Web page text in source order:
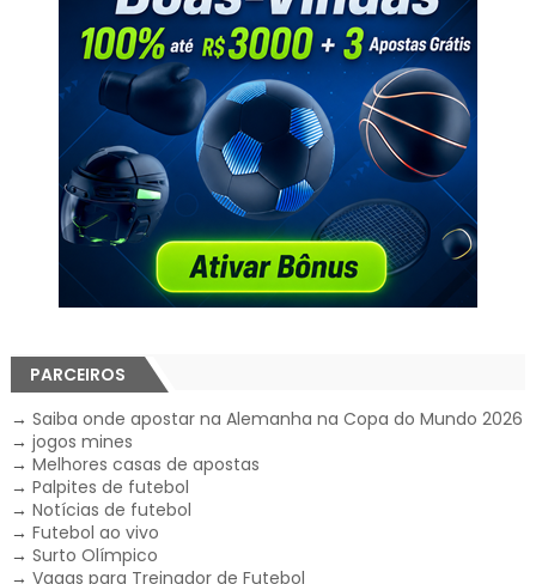
PARCEIROS
→ Saiba onde apostar na Alemanha na Copa do Mundo 2026
→ jogos mines
→ Melhores casas de apostas
→ Palpites de futebol
→ Notícias de futebol
→ Futebol ao vivo
→ Surto Olímpico
→ Vagas para Treinador de Futebol